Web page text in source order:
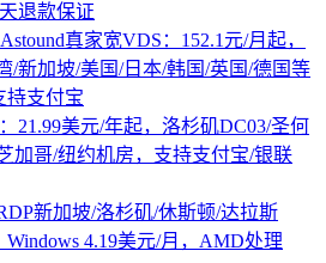
退款保证
真家宽VDS：152.1元/月起，
/新加坡/美国/日本/韩国/英国/德国等
持支付宝
21.99美元/年起，洛杉矶DC03/圣何
加哥/纽约机房，支持支付宝/银联
新加坡/洛杉矶/休斯顿/达拉斯
Windows 4.19美元/月，AMD处理